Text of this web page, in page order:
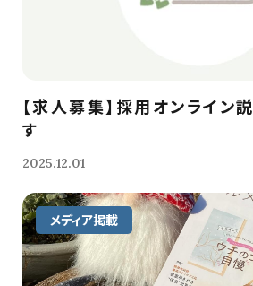
【求人募集】採用オンライン
す
2025.12.01
メディア掲載